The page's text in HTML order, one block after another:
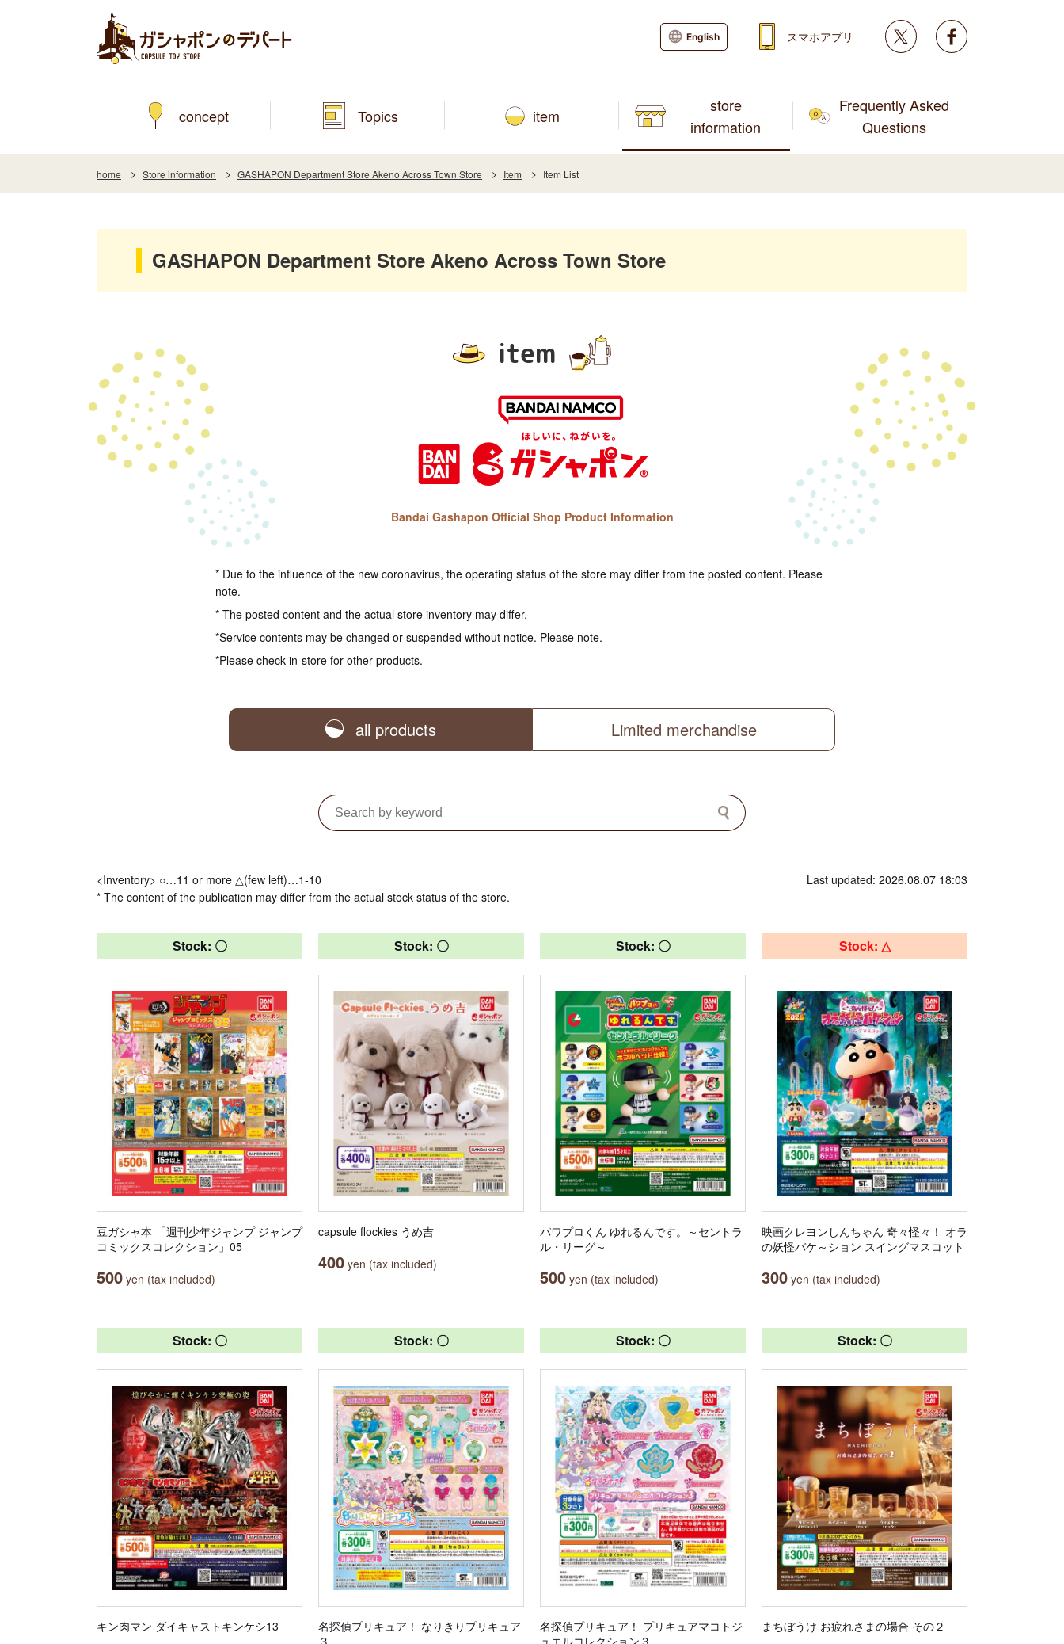
concept Topics item
store
information
Frequently Asked
Questions
English スマホアプリ Twitter
home Store information GASHAPON Department Store Akeno Across Town Store Item Item List
GASHAPON Department Store Akeno Across Town Store
item
Bandai Gashapon Official Shop Product Information
* Due to the influence of the new coronavirus, the operating status of the store may differ from the posted content. Please
note.
* The posted content and the actual store inventory may differ.
*Service contents may be changed or suspended without notice. Please note.
*Please check in-store for other products.
all products Limited merchandise
<Inventory> ○…11 or more △(few left)…1-10
* The content of the publication may differ from the actual stock status of the store.
Last updated: 2026.08.07 18:03
Stock: 〇
豆ガシャ本 「週刊少年ジャンプ ジャンプ
コミックスコレクション」05
500 yen (tax included)
Stock: 〇
capsule flockies うめ吉
400 yen (tax included)
Stock: 〇
パワプロくん ゆれるんです。～セントラ
ル・リーグ～
500 yen (tax included)
Stock: △
映画クレヨンしんちゃん 奇々怪々！ オラ
の妖怪バケ～ション スイングマスコット
300 yen (tax included)
Stock: 〇
キン肉マン ダイキャストキンケシ13
Stock: 〇
名探偵プリキュア！ なりきりプリキュア
Stock: 〇
名探偵プリキュア！ プリキュアマコトジ
Stock: 〇
まちぼうけ お疲れさまの場合 その２